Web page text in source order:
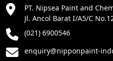
PT. Nipsea Paint and
Jl. Ancol Barat I/A5/C
(021) 6900546
enquiry@nipponpaint-